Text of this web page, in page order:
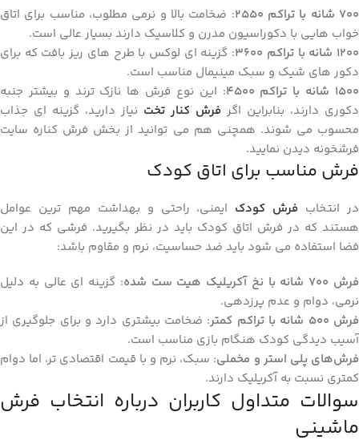
۷۰۰ شانه با تراکم ۲۵۵۰: ضخامت بالا و نرمی مطلوب، مناسب برای اتاق
خواب‌ هایی با دکوراسیون مدرن و کلاسیک دارند بسیار عالی است.
۱۲۰۰ شانه با تراکم ۳۶۰۰: گزینه ‌ای لوکس با طرح‌ های ریز بافت که برای
دکور های شیک و سبک مینیمال مناسب است.
۱۵۰۰ شانه با تراکم ۴۵۰۰: این نوع فرش‌ ها نازک‌ ترند و بیشتر جنبه
دکوری دارند، بنابراین اگر فرش کنار تخت نیاز دارید، گزینه ‌ای جذاب
محسوب می ‌شوند. همچنی هم می توانید از بخش فرش کناره سایت
فرشخونه دیدن نمایید.
فرش مناسب برای اتاق کودک
در انتخاب فرش کودک ایمنی، راحتی و بهداشت مهم ‌ترین عوامل
هستند که در فرش اتاق کودک باید در نظر بگیرید. فرشی که در این
فضا استفاده می ‌شود باید ضد حساسیت، نرم و مقاوم باشد:
فرش ۷۰۰ شانه با نخ آکریلیک هیت ست شده: گزینه ‌ای عالی به دلیل
نرمی، دوام و عدم پرزدهی.
فرش ۵۰۰ شانه با تراکم کمتر: ضخامت بیشتری دارد و برای جلوگیری از
آسیب ‌دیدگی کودک هنگام بازی مناسب است.
فرش‌های پلی ‌استر و مخملی: سبک، نرم و با قیمت اقتصادی‌ تر، اما دوام
کمتری نسبت به آکریلیک دارند.
سوالات متداول کاربران درباره انتخاب فرش
ماشینی